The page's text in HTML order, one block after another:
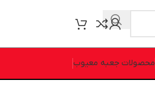
محصولات جعبه معیوب